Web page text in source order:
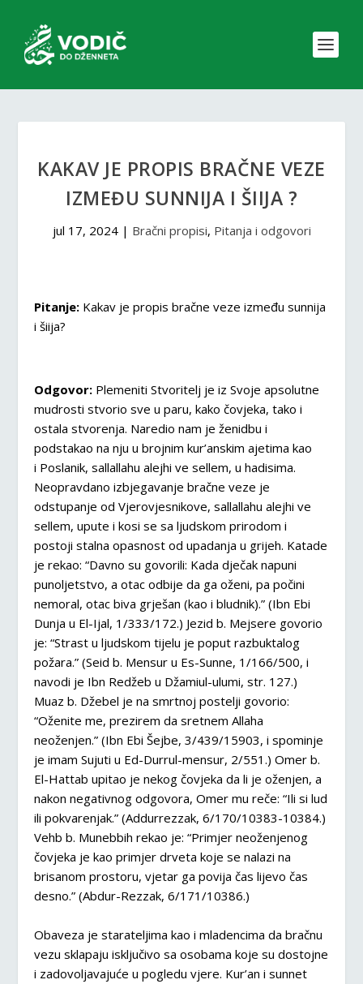
KAKAV JE PROPIS BRAČNE VEZE
IZMEĐU SUNNIJA I ŠIIJA ?
jul 17, 2024| Bračni propisi, Pitanja i odgovori
Pitanje: Kakav je propis bračne veze između sunnija
i šiija?
Odgovor: Plemeniti Stvoritelj je iz Svoje apsolutne
mudrosti stvorio sve u paru, kako čovjeka, tako i
ostala stvorenja. Naredio nam je ženidbu i
podstakao na nju u brojnim kur’anskim ajetima kao
i Poslanik, sallallahu alejhi ve sellem, u hadisima.
Neopravdano izbjegavanje bračne veze je
odstupanje od Vjerovjesnikove, sallallahu alejhi ve
sellem, upute i kosi se sa ljudskom prirodom i
postoji stalna opasnost od upadanja u grijeh. Katade
je rekao: “Davno su govorili: Kada dječak napuni
punoljetstvo, a otac odbije da ga oženi, pa počini
nemoral, otac biva grješan (kao i bludnik).” (Ibn Ebi
Dunja u El-Ijal, 1/333/172.) Jezid b. Mejsere govorio
je: “Strast u ljudskom tijelu je poput razbuktalog
požara.” (Seid b. Mensur u Es-Sunne, 1/166/500, i
navodi je Ibn Redžeb u Džamiul-ulumi, str. 127.)
Muaz b. Džebel je na smrtnoj postelji govorio:
“Oženite me, prezirem da sretnem Allaha
neoženjen.” (Ibn Ebi Šejbe, 3/439/15903, i spominje
je imam Sujuti u Ed-Durrul-mensur, 2/551.) Omer b.
El-Hattab upitao je nekog čovjeka da li je oženjen, a
nakon negativnog odgovora, Omer mu reče: “Ili si lud
ili pokvarenjak.” (Addurrezzak, 6/170/10383-10384.)
Vehb b. Munebbih rekao je: “Primjer neoženjenog
čovjeka je kao primjer drveta koje se nalazi na
brisanom prostoru, vjetar ga povija čas lijevo čas
desno.” (Abdur-Rezzak, 6/171/10386.)
Obaveza je starateljima kao i mladencima da bračnu
vezu sklapaju isključivo sa osobama koje su dostojne
i zadovoljavajuće u pogledu vjere. Kur’an i sunnet